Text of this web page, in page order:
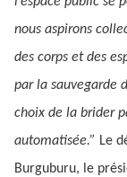
nous aspirons
des corps et des
par la sauvegarde
choix de la brider
automatisée.” Le
Burguburu, le